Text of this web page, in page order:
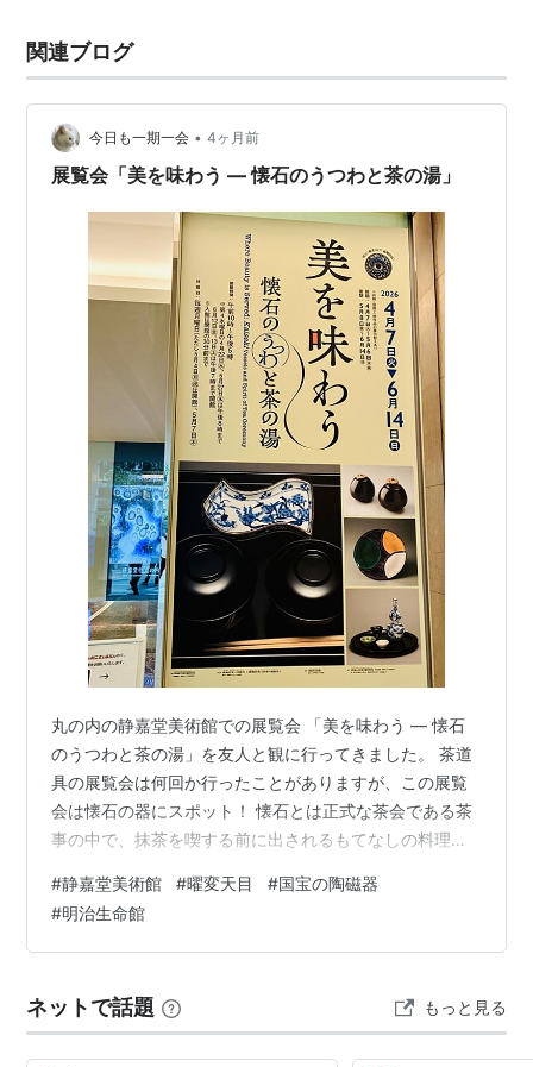
関連ブログ
今日も一期一会 • 4ヶ月前
展覧会「美を味わう ― 懐石のうつわと茶の湯」
丸の内の静嘉堂美術館での展覧会 「美を味わう ― 懐石
のうつわと茶の湯」を友人と観に行ってきました。 茶道
具の展覧会は何回か行ったことがありますが、この展覧
会は懐石の器にスポット！ 懐石とは正式な茶会である茶
事の中で、抹茶を喫する前に出されるもてなしの料理、
げ、心身を整える食事では、 一品ずつ出来立ての料理が
運ばれ、料理にあわせて多種多様な器が使用されます。
折敷というお盆、ご飯、汁物、の黒漆塗りと共に出され
の色の鮮やかなこと☆ 色も形も様々、日本のみならず諸
外国から輸入された多種多様なう…
#静嘉堂美術館 #曜変天目 #国宝の陶磁器
#明治生命館
ネットで話題 もっと見る